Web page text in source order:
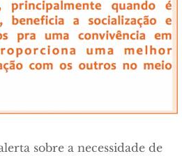
sobre a necessidade de